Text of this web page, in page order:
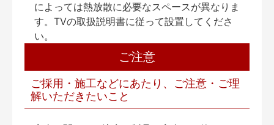
によっては熱放散に必要なスペースが異なりま
す。TVの取扱説明書に従って設置してくださ
い。
ご注意
ご採用・施工などにあたり、ご注意・ご理
解いただきたいこと